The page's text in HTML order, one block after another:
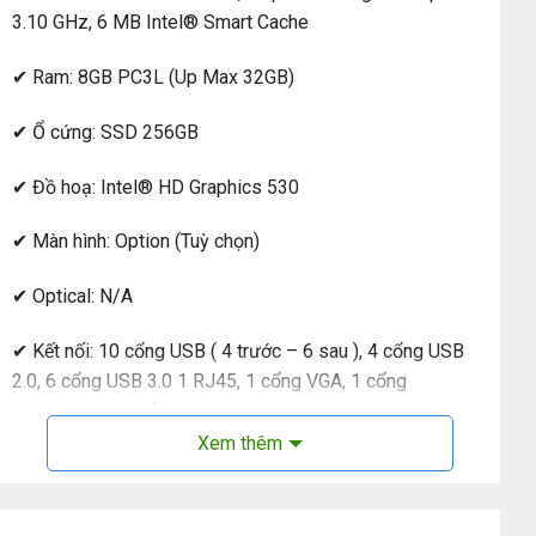
3.10 GHz, 6 MB Intel® Smart Cache
✔ Ram: 8GB PC3L (Up Max 32GB)
✔ Ổ cứng: SSD 256GB
✔ Đồ hoạ: Intel® HD Graphics 530
✔ Màn hình: Option (Tuỳ chọn)
✔ Optical: N/A
✔ Kết nối: 10 cổng USB ( 4 trước – 6 sau ), 4 cổng USB
2.0, 6 cổng USB 3.0 1 RJ45, 1 cổng VGA, 1 cổng
DisplayPort, 1 cổng HDMI, 2 đường vào cho MIC và
Stereo, 2 đường ra âm thanh
Xem thêm